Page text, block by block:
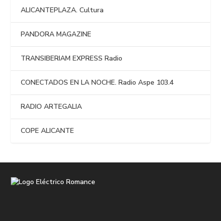
ALICANTEPLAZA. Cultura
PANDORA MAGAZINE
TRANSIBERIAM EXPRESS Radio
CONECTADOS EN LA NOCHE. Radio Aspe 103.4
RADIO ARTEGALIA
COPE ALICANTE